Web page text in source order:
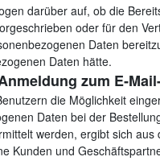
darüber auf, ob die
oder für den
Daten
Daten hätte.
zum
die Möglichkeit
Daten bei der
werden, ergibt sich
Kunden und